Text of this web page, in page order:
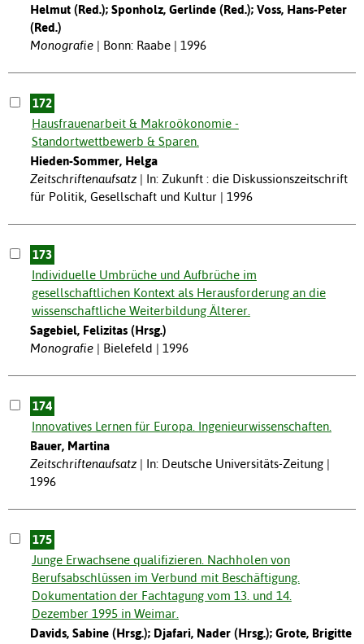
Helmut (Red.); Sponholz, Gerlinde (Red.); Voss, Hans-Peter
(Red.)
Monografie
Bonn: Raabe | 1996
172
Hausfrauenarbeit & Makroökonomie -
Standortwettbewerb & Sparen.
Hieden-Sommer, Helga
Zeitschriftenaufsatz
In: Zukunft : die Diskussionszeitschrift
für Politik, Gesellschaft und Kultur | 1996
173
Individuelle Umbrüche und Aufbrüche im
gesellschaftlichen Kontext als Herausforderung an die
wissenschaftliche Weiterbildung Älterer.
Sagebiel, Felizitas (Hrsg.)
Monografie
Bielefeld | 1996
174
Innovatives Lernen für Europa. Ingenieurwissenschaften.
Bauer, Martina
Zeitschriftenaufsatz
In: Deutsche Universitäts-Zeitung |
1996
175
Junge Erwachsene qualifizieren. Nachholen von
Berufsabschlüssen im Verbund mit Beschäftigung.
Dokumentation der Fachtagung vom 13. und 14.
Dezember 1995 in Weimar.
Davids, Sabine (Hrsg.); Djafari, Nader (Hrsg.); Grote, Brigitte